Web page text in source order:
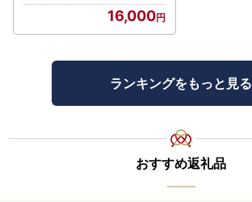
16,000
ランキングをもっと見る
おすすめ返礼品